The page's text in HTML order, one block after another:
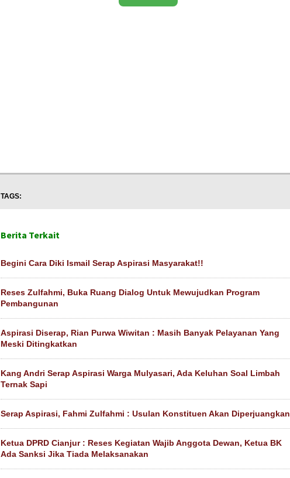
TAGS:
Berita Terkait
Begini Cara Diki Ismail Serap Aspirasi Masyarakat!!
Reses Zulfahmi, Buka Ruang Dialog Untuk Mewujudkan Program
Pembangunan
Aspirasi Diserap, Rian Purwa Wiwitan : Masih Banyak Pelayanan Yang
Meski Ditingkatkan
Kang Andri Serap Aspirasi Warga Mulyasari, Ada Keluhan Soal Limbah
Ternak Sapi
Serap Aspirasi, Fahmi Zulfahmi : Usulan Konstituen Akan Diperjuangkan
Ketua DPRD Cianjur : Reses Kegiatan Wajib Anggota Dewan, Ketua BK
Ada Sanksi Jika Tiada Melaksanakan